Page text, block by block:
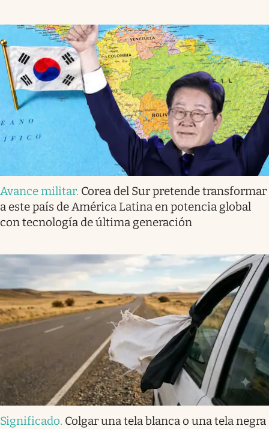
Avance militar. Corea del Sur pretende transformar
a este país de América Latina en potencia global
con tecnología de última generación
Significado. Colgar una tela blanca o una tela negra